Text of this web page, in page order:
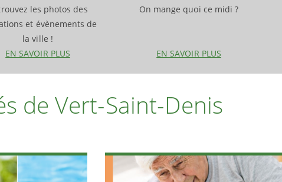
les photos des
et évènements de
la ville !
EN SAVOIR PLUS
On mange quoi ce midi ?
EN SAVOIR PLUS
de Vert-Saint-Denis